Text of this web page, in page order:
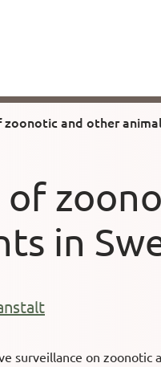
and other
of
in
surveillance on zoonotic